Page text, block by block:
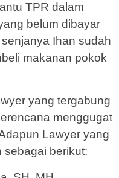
TPR dalam
belum dibayar
Ihan sudah
makanan pokok
yang tergabung
menggugat
Lawyer yang
sebagai berikut: